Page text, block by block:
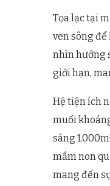
Tọa lạc tại
ven sông
nhìn hướng
giới hạn,
Hệ tiện ích
muối
sáng
mầm non
mang đến